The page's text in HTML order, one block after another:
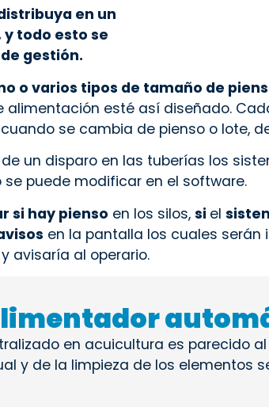
en un
todo esto se
gestión.
o varios tipos de tamaño de
esté así diseñado.
se cambia de pienso o lote,
un disparo en las tuberías los
se puede modificar en el software.
si hay pienso en los silos, si el
en la pantalla los cuales
avisaría al operario.
en acuicultura es parecido
y de la limpieza de los elementos